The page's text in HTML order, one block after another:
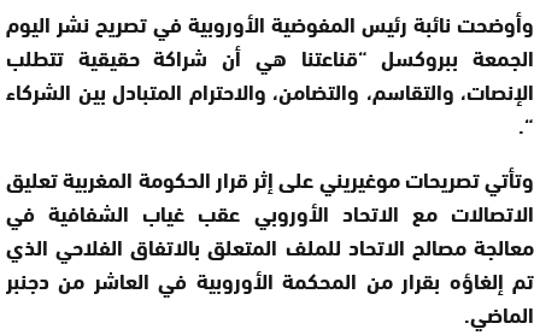
وأوضحت نائبة رئيس المفوضية الأوروبية في تصريح نشر اليوم
الجمعة ببروكسل “قناعتنا هي أن شراكة حقيقية تتطلب
الإنصات، والتقاسم، والتضامن، والاحترام المتبادل بين الشركاء
“.
وتأتي تصريحات موغيريني على إثر قرار الحكومة المغربية تعليق
الاتصالات مع الاتحاد الأوروبي عقب غياب الشفافية في
معالجة مصالح الاتحاد للملف المتعلق بالاتفاق الفلاحي الذي
تم إلغاؤه بقرار من المحكمة الأوروبية في العاشر من دجنبر
الماضي.